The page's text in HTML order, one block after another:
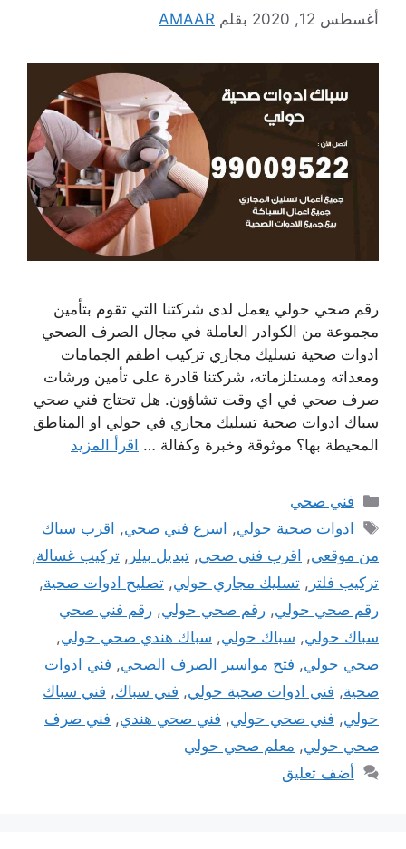
أغسطس 12, 2020 بقلم AMAAR
رقم صحي حولي يعمل لدى شركتنا التي تقوم بتأمين
مجموعة من الكوادر العاملة في مجال الصرف الصحي
ادوات صحية تسليك مجاري تركيب اطقم الجمامات
ومعداته ومستلزماته، شركتنا قادرة على تأمين ورشات
صرف صحي في اي وقت تشاؤون. هل تحتاج فني صحي
سباك ادوات صحية تسليك مجاري في حولي او المناطق
المحيطة بها؟ موثوقة وخبرة وكفالة … اقرأ المزيد
التصنيفات
فني صحي
الوسوم
ادوات صحية حولي, اسرع فني صحي, اقرب سباك
من موقعي, اقرب فني صحي, تبديل بيلر , تركيب غسالة,
تركيب فلتر , تسليك مجاري حولي, تصليح ادوات صحية,
رقم صحي حولي, رقم صحي حولي, رقم فني صحي
سباك حولي, سباك حولي, سباك هندي صحي حولي,
صحي حولي, فتح مواسير الصرف الصحي, فني ادوات
صحية, فني ادوات صحية حولي, فني سباك, فني سباك
حولي, فني صحي حولي, فني صحي هندي, فني صرف
صحي حولي, معلم صحي حولي
أضف تعليق